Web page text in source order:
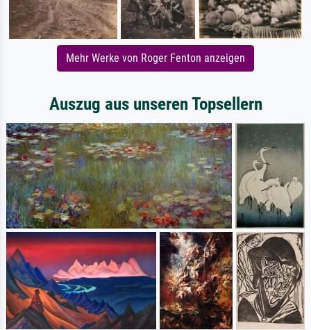
Mehr Werke von Roger Fenton anzeigen
Auszug aus unseren Topsellern